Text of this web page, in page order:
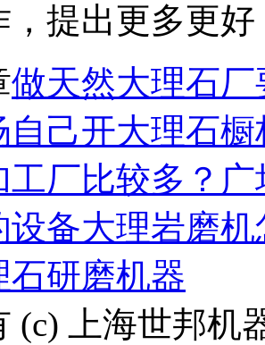
，提出更多更好
做天然大理石
自己开大理石
厂比较多？
设备大理岩磨机
石研磨机器
(c) 上海世邦机